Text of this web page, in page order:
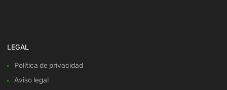
LEGAL
Política de privacidad
Aviso legal